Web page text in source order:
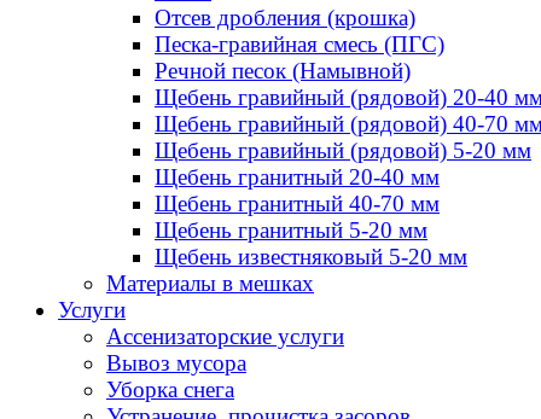
Отсев дробления (крошка)
Песка-гравийная смесь (ПГС)
Речной песок (Намывной)
Щебень гравийный (рядовой) 20-40
Щебень гравийный (рядовой) 40-70
Щебень гравийный (рядовой) 5-20 мм
Щебень гранитный 20-40 мм
Щебень гранитный 40-70 мм
Щебень гранитный 5-20 мм
Щебень известняковый 5-20 мм
Материалы в мешках
Услуги
Ассенизаторские услуги
Вывоз мусора
Уборка снега